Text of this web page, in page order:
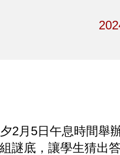
2月5日午息時間舉
謎底，讓學生猜出